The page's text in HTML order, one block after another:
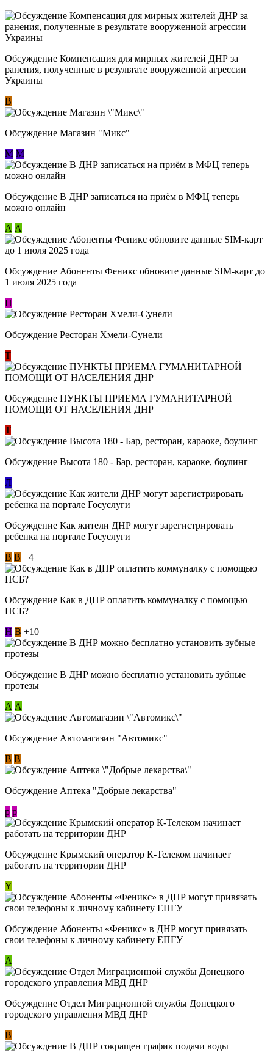
Обсуждение Компенсация для мирных жителей ДНР за
ранения, полученные в результате вооруженной агрессии
Украины
В
Обсуждение Магазин "Микс"
М М
Обсуждение В ДНР записаться на приём в МФЦ теперь
можно онлайн
А А
Обсуждение Абоненты Феникс обновите данные SIM-карт до
1 июля 2025 года
П
Обсуждение Ресторан Хмели-Сунели
Т
Обсуждение ​ПУНКТЫ ПРИЕМА ГУМАНИТАРНОЙ
ПОМОЩИ ОТ НАСЕЛЕНИЯ ДНР
Т
Обсуждение Высота 180 - Бар, ресторан, караоке, боулинг
Л
Обсуждение Как жители ДНР могут зарегистрировать
ребенка на портале Госуслуги
В В +4
Обсуждение Как в ДНР оплатить коммуналку с помощью
ПСБ?
Н В +10
Обсуждение В ДНР можно бесплатно установить зубные
протезы
А А
Обсуждение Автомагазин "Автомикс"
В В
Обсуждение Аптека "Добрые лекарства"
p p
Обсуждение Крымский оператор К-Телеком начинает
работать на территории ДНР
Y
Обсуждение ​Абоненты «Феникс» в ДНР могут привязать
свои телефоны к личному кабинету ЕПГУ
А
Обсуждение Отдел Миграционной службы Донецкого
городского управления МВД ДНР
В